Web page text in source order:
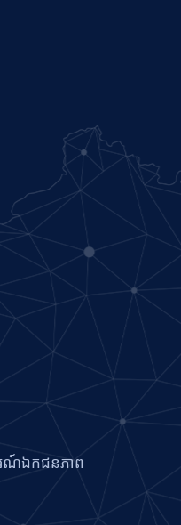
រណ៍ឯកជនភាព
Finnish
Italian
Japanese
Kannada
Malay
Marathi
Nepali